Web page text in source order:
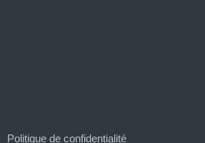
Politique de confidentialité